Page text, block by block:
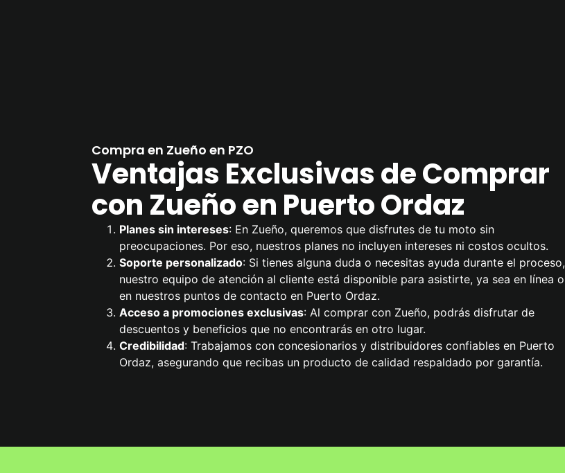
Compra en Zueño en PZO
Ventajas Exclusivas de Comprar
con Zueño en Puerto Ordaz
Planes sin intereses: En Zueño, queremos que disfrutes de tu moto sin
preocupaciones. Por eso, nuestros planes no incluyen intereses ni costos ocultos.
Soporte personalizado: Si tienes alguna duda o necesitas ayuda durante el proceso,
nuestro equipo de atención al cliente está disponible para asistirte, ya sea en línea o
en nuestros puntos de contacto en Puerto Ordaz.
Acceso a promociones exclusivas: Al comprar con Zueño, podrás disfrutar de
descuentos y beneficios que no encontrarás en otro lugar.
Credibilidad: Trabajamos con concesionarios y distribuidores confiables en Puerto
Ordaz, asegurando que recibas un producto de calidad respaldado por garantía.